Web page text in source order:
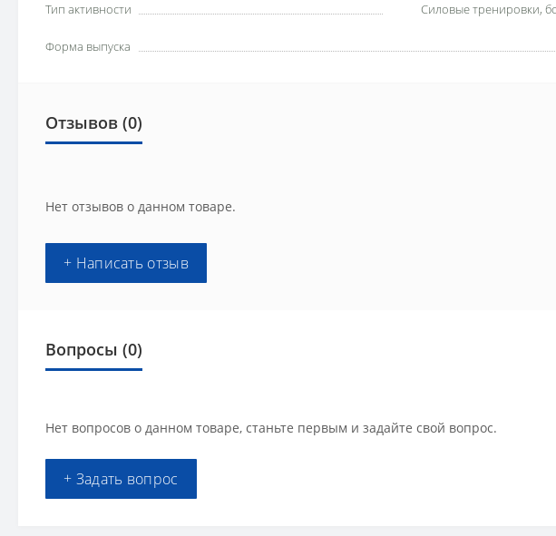
Тип активности
Силовые тренировки,
Форма выпуска
Отзывов (0)
Нет отзывов о данном товаре.
+ Написать отзыв
Вопросы (0)
Нет вопросов о данном товаре, станьте первым и задайте свой вопрос.
+ Задать вопрос